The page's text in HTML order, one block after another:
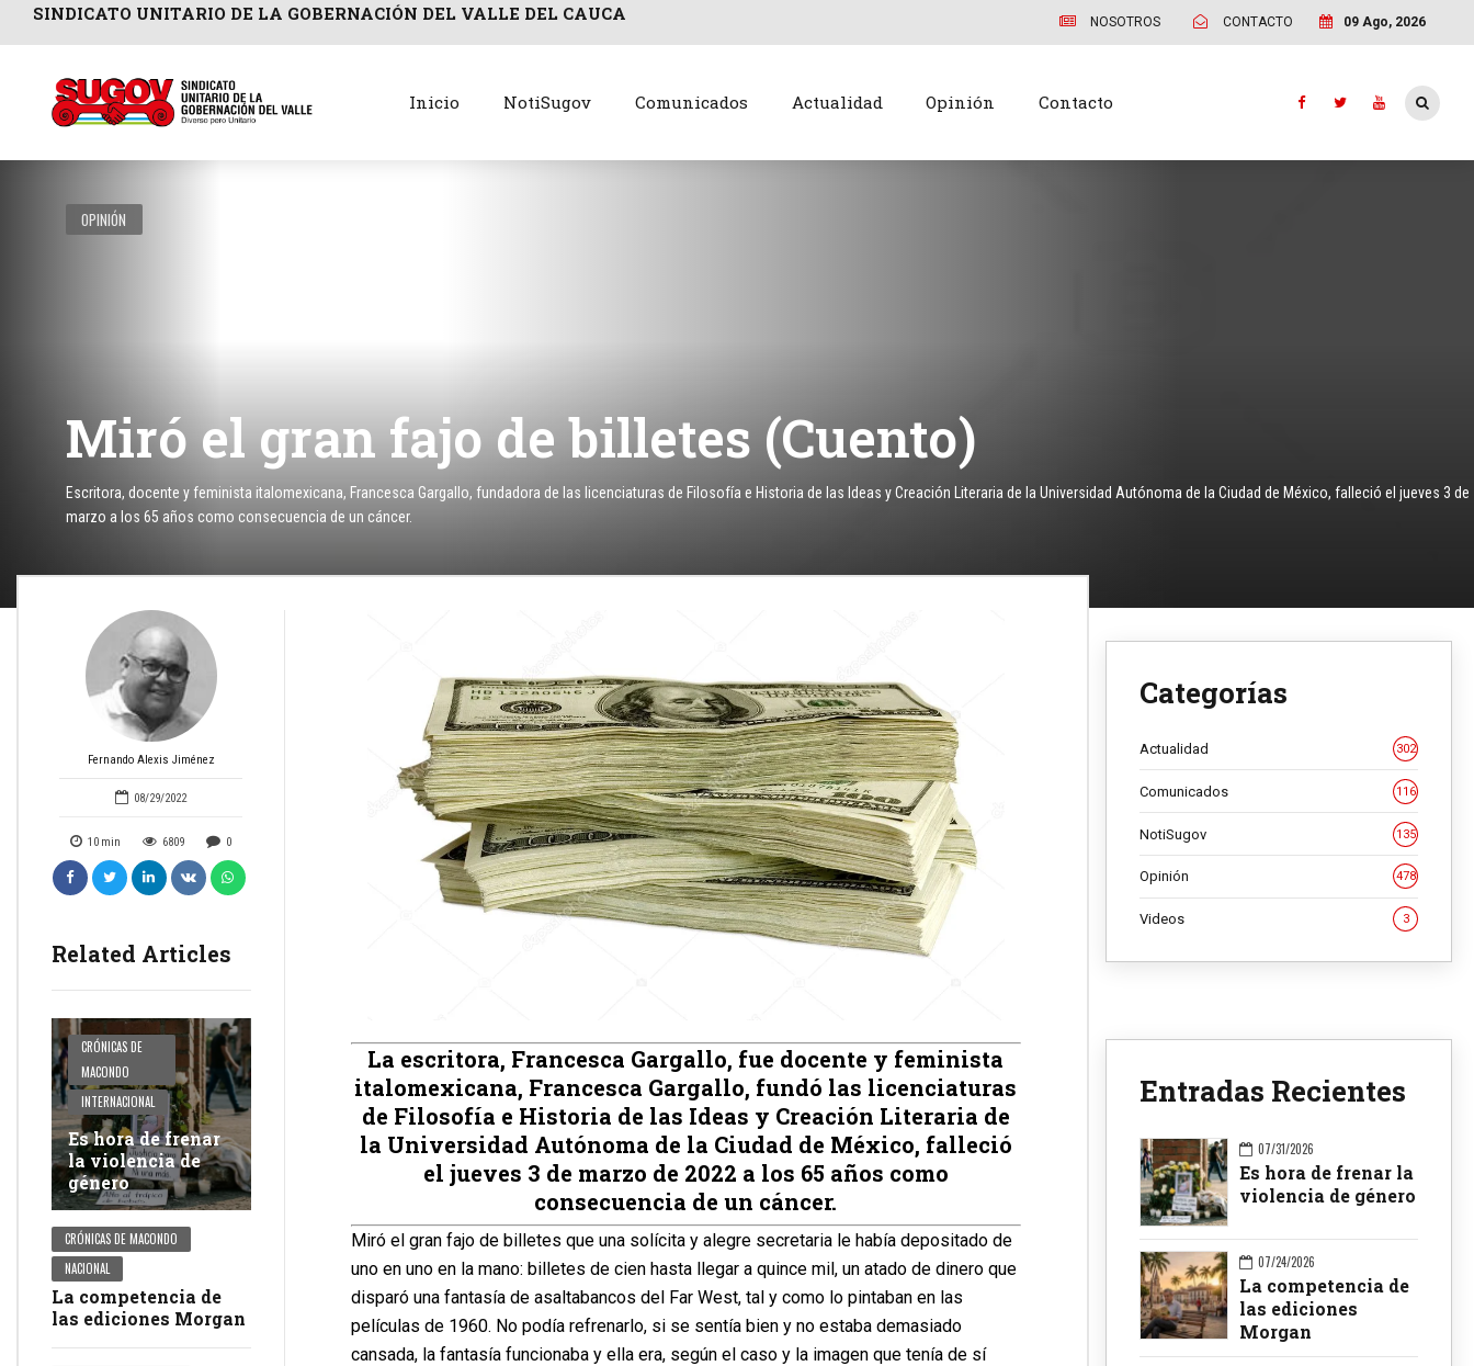
SINDICATO UNITARIO DE LA GOBERNACIÓN DEL VALLE DEL CAUCA NOSOTROS CONTACTO 09 Ago, 2026
Inicio NotiSugov Comunicados Actualidad Opinión Contacto
OPINIÓN
Miró el gran fajo de billetes (Cuento)
Escritora, docente y feminista italomexicana, Francesca Gargallo, fundadora de las licenciaturas de Filosofía e Historia de las Ideas y Creación Literaria de la Universidad Autónoma de la Ciudad de México, falleció el jueves 3 de
marzo a los 65 años como consecuencia de un cáncer.
Fernando Alexis Jiménez
08/29/2022
10 min 6809 0
Related Articles
CRÓNICAS DE
MACONDO
INTERNACIONAL
Es hora de frenar
la violencia de
género
CRÓNICAS DE MACONDO
NACIONAL
La competencia de
las ediciones Morgan
La escritora, Francesca Gargallo, fue docente y feminista
italomexicana, Francesca Gargallo, fundó las licenciaturas
de Filosofía e Historia de las Ideas y Creación Literaria de
la Universidad Autónoma de la Ciudad de México, falleció
el jueves 3 de marzo de 2022 a los 65 años como
consecuencia de un cáncer.
Miró el gran fajo de billetes que una solícita y alegre secretaria le había depositado de
uno en uno en la mano: billetes de cien hasta llegar a quince mil, un atado de dinero que
disparó una fantasía de asaltabancos del Far West, tal y como lo pintaban en las
películas de 1960. No podía refrenarlo, si se sentía bien y no estaba demasiado
cansada, la fantasía funcionaba y ella era, según el caso y la imagen que tenía de sí
Categorías
Actualidad 302
Comunicados 116
NotiSugov 135
Opinión 478
Videos 3
Entradas Recientes
07/31/2026
Es hora de frenar la
violencia de género
07/24/2026
La competencia de
las ediciones
Morgan